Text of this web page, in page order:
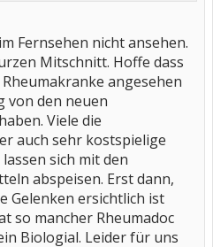
Fernsehen nicht ansehen.
Mitschnitt. Hoffe dass
angesehen
von den neuen
Viele die
auch sehr kostspielige
sich mit den
abspeisen. Erst dann,
Gelenken ersichtlich ist
so mancher Rheumadoc
Biologial. Leider für uns